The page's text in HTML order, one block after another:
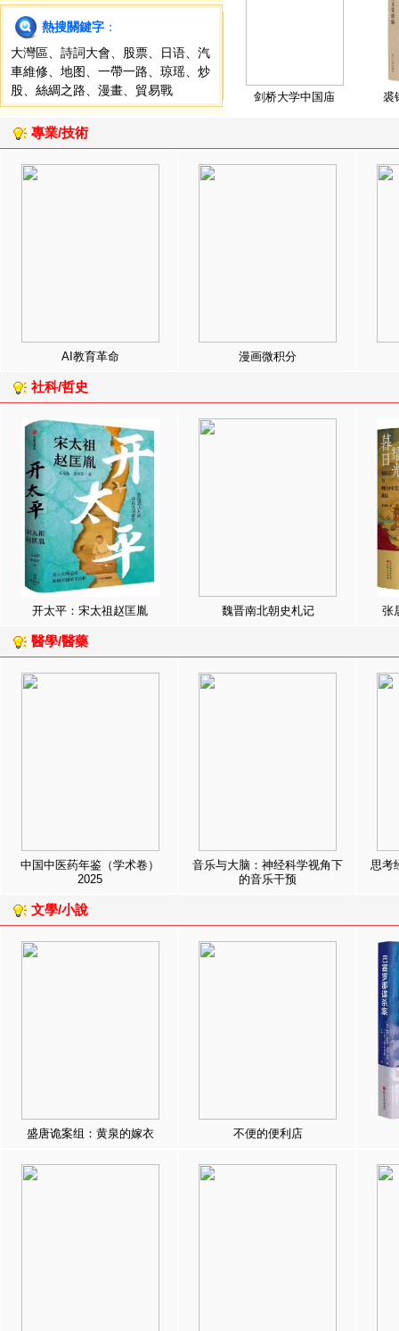
熱搜關鍵字 ：
大灣區
詩詞大會 股票 日语
汽
車維修
地图 一帶一路 琼瑶
炒
股
絲綢之路 漫畫 貿易戰 剑桥大学中国庙 裘
專業/技術
AI教育革命 漫画微积分
社科/哲史
开太平：宋太祖赵匡胤 魏晋南北朝史札记 张
醫學/醫藥
中国中医药年鉴（学术卷）
2025
音乐与大脑：神经科学视角下
的音乐干预
思考
文學/小說
盛唐诡案组：黄泉的嫁衣 不便的便利店